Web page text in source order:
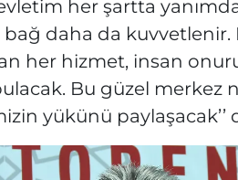
her şartta
daha da kuvvetlenir.
her hizmet, insan
Bu güzel merkez
yükünü paylaşacak’’